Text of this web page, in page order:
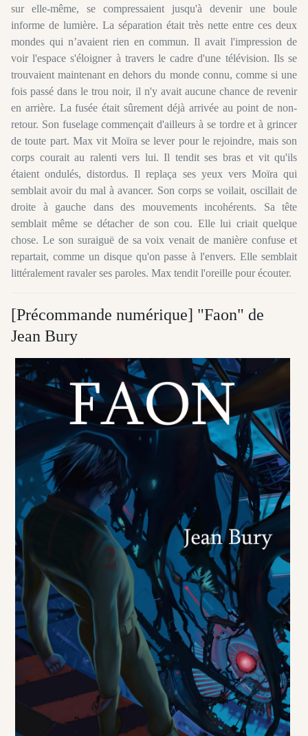
sur elle-même, se compressaient jusqu'à devenir une boule
informe de lumière. La séparation était très nette entre ces deux
mondes qui n’avaient rien en commun. Il avait l'impression de
voir l'espace s'éloigner à travers le cadre d'une télévision. Ils se
trouvaient maintenant en dehors du monde connu, comme si une
fois passé dans le trou noir, il n'y avait aucune chance de revenir
en arrière. La fusée était sûrement déjà arrivée au point de non-
retour. Son fuselage commençait d'ailleurs à se tordre et à grincer
de toute part. Max vit Moïra se lever pour le rejoindre, mais son
corps courait au ralenti vers lui. Il tendit ses bras et vit qu'ils
étaient ondulés, distordus. Il replaça ses yeux vers Moïra qui
semblait avoir du mal à avancer. Son corps se voilait, oscillait de
droite à gauche dans des mouvements incohérents. Sa tête
semblait même se détacher de son cou. Elle lui criait quelque
chose. Le son suraiguë de sa voix venait de manière confuse et
repartait, comme un disque qu'on passe à l'envers. Elle semblait
littéralement ravaler ses paroles. Max tendit l'oreille pour écouter.
[Précommande numérique] "Faon" de
Jean Bury